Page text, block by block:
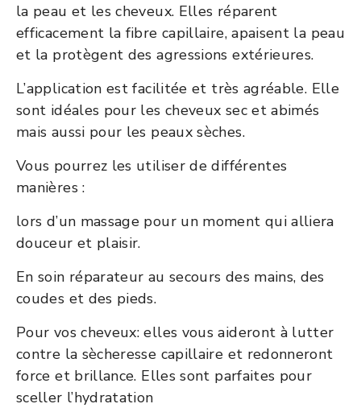
la peau et les cheveux. Elles réparent
efficacement la fibre capillaire, apaisent la peau
et la protègent des agressions extérieures.
L’application est facilitée et très agréable. Elle
sont idéales pour les cheveux sec et abimés
mais aussi pour les peaux sèches.
Vous pourrez les utiliser de différentes
manières :
lors d’un massage pour un moment qui alliera
douceur et plaisir.
En soin réparateur au secours des mains, des
coudes et des pieds.
Pour vos cheveux: elles vous aideront à lutter
contre la sècheresse capillaire et redonneront
force et brillance. Elles sont parfaites pour
sceller l’hydratation